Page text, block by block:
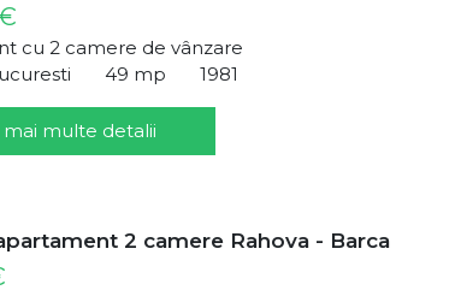
cu 2 camere de vânzare
49 mp 1981
mai multe detalii
2 camere Rahova - Barca